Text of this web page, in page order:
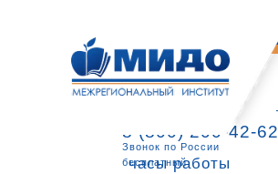
8 (800) 200-42-62
Звонок по России
бесплатный
часы работы